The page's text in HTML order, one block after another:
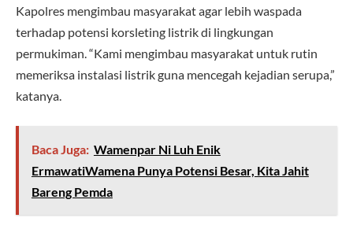
Kapolres mengimbau masyarakat agar lebih waspada
terhadap potensi korsleting listrik di lingkungan
permukiman. “Kami mengimbau masyarakat untuk rutin
memeriksa instalasi listrik guna mencegah kejadian serupa,”
katanya.
Baca Juga: Wamenpar Ni Luh Enik
ErmawatiWamena Punya Potensi Besar, Kita Jahit
Bareng Pemda